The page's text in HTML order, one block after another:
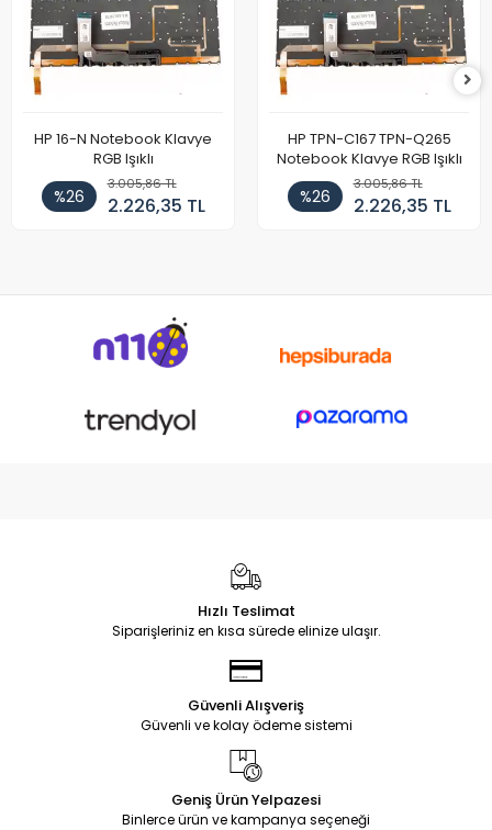
HP 16-N Notebook Klavye
RGB Işıklı
%26
3.005,86 TL
2.226,35 TL
HP TPN-C167 TPN-Q265
Notebook Klavye RGB Işıklı
%26
3.005,86 TL
2.226,35 TL
Hızlı Teslimat
Siparişleriniz en kısa sürede elinize ulaşır.
Güvenli Alışveriş
Güvenli ve kolay ödeme sistemi
Geniş Ürün Yelpazesi
Binlerce ürün ve kampanya seçeneği